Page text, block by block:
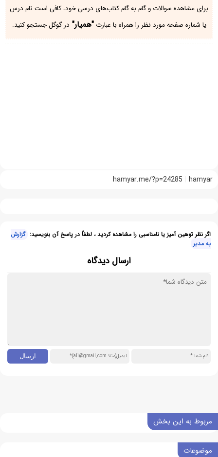
برای مشاهده سوالات و گام به گام کتاب‌های درسی خود، کافی است نام درس
یا شماره صفحه مورد نظر را همراه با عبارت"همیار" در گوگل جستجو کنید.
hamyar
hamyar.me/?p=24285
اگر نظر توهین آمیز یا نامناسبی را مشاهده کردید ، لطفاً در پاسخ آن بنویسید: گزارش
به مدیر
ارسال دیدگاه
مربوط به این بخش
موضوعات